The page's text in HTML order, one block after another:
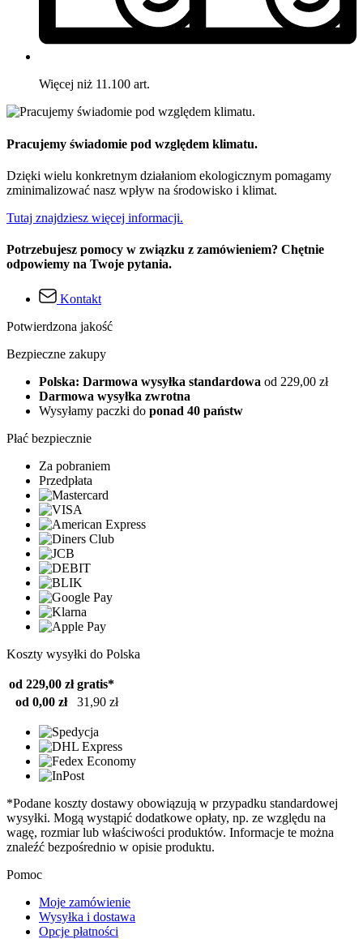
Więcej niż 11.100 art.
Pracujemy świadomie pod względem klimatu.
Dzięki wielu konkretnym działaniom ekologicznym pomagamy
zminimalizować nasz wpływ na środowisko i klimat.
Tutaj znajdziesz więcej informacji.
Potrzebujesz pomocy w związku z zamówieniem? Chętnie
odpowiemy na Twoje pytania.
Kontakt
Potwierdzona jakość
Bezpieczne zakupy
Polska: Darmowa wysyłka standardowa od 229,00 zł
Darmowa wysyłka zwrotna
Wysyłamy paczki do ponad 40 państw
Płać bezpiecznie
Za pobraniem
Przedpłata
Koszty wysyłki do Polska
od 229,00 zł gratis*
od 0,00 zł
31,90 zł
*Podane koszty dostawy obowiązują w przypadku standardowej
wysyłki. Mogą wystąpić dodatkowe opłaty, np. ze względu na
wagę, rozmiar lub właściwości produktów. Informacje te można
znaleźć bezpośrednio w opisie produktu.
Pomoc
Moje zamówienie
Wysyłka i dostawa
Opcje płatności